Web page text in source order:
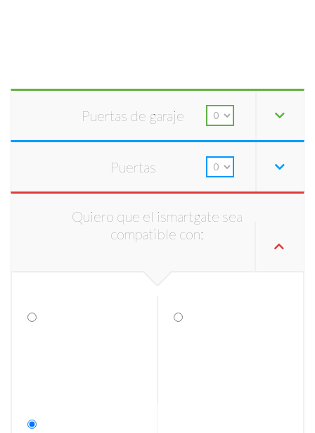
Puertas de garaje
Puertas
Quiero que el ismartgate sea
compatible con: